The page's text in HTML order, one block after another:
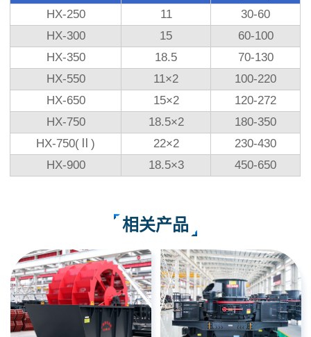
HX-250
11
30-60
HX-300
15
60-100
HX-350
18.5
70-130
HX-550
11×2
100-220
HX-650
15×2
120-272
HX-750
18.5×2
180-350
HX-750(Ⅱ)
22×2
230-430
HX-900
18.5×3 450-650
相关产品